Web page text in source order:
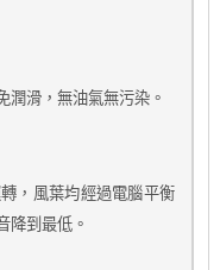
潤滑，無油氣無污染。
，風葉均經過電腦平衡
降到最低。